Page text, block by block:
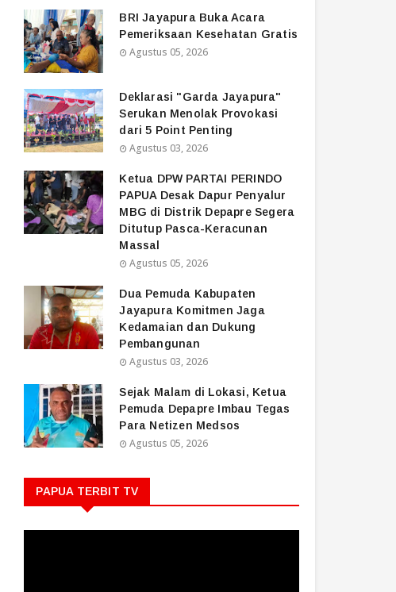
BRI Jayapura Buka Acara
Pemeriksaan Kesehatan Gratis
Agustus 05, 2026
Deklarasi "Garda Jayapura"
Serukan Menolak Provokasi
dari 5 Point Penting
Agustus 03, 2026
Ketua DPW PARTAI PERINDO
PAPUA Desak Dapur Penyalur
MBG di Distrik Depapre Segera
Ditutup Pasca-Keracunan
Massal
Agustus 05, 2026
Dua Pemuda Kabupaten
Jayapura Komitmen Jaga
Kedamaian dan Dukung
Pembangunan
Agustus 03, 2026
Sejak Malam di Lokasi, Ketua
Pemuda Depapre Imbau Tegas
Para Netizen Medsos
Agustus 05, 2026
PAPUA TERBIT TV